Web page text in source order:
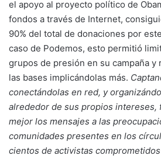
el apoyo al proyecto político de
fondos a través de Internet,
90% del total de donaciones por
caso de Podemos, esto permitió
grupos de presión en su campaña y
las bases implicándolas más.
conectándolas en red, y
alrededor de sus propios intereses,
mejor los mensajes a las
comunidades presentes en los
cientos de activistas